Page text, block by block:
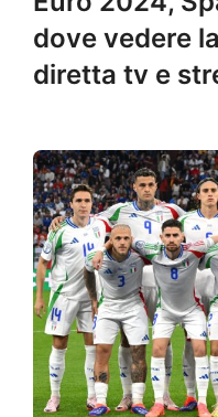
dove vedere
diretta tv e